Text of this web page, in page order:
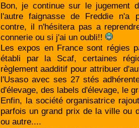
Bon, je continue sur le jugement
l'autre faignasse de Freddie
contre, il n'hésitera pas a
connerie ou si j'ai un oubli!!
Les expos en France sont régies
établi par la Scaf, certaines
règlement aadditif pour attribuer
l'Usaso avec ses 27 stés
d'élevage, des labels d'élevage, le
Enfin, la société organisatrice
parfois un grand prix de la ville ou
ou autre....